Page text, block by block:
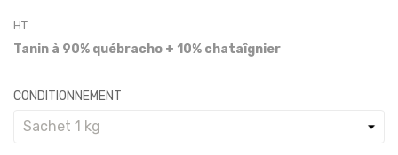
HT
Tanin à 90% québracho + 10% chataîgnier
CONDITIONNEMENT